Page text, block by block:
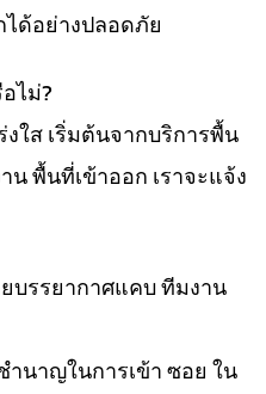
ด้อย่างปลอดภัย
ไม่?
ใส เริ่มต้นจากบริการพื้น
น พื้นที่เข้าออก เราจะแจ้ง
บรรยากาศแคบ ทีมงาน
นาญในการเข้า ซอย ใน